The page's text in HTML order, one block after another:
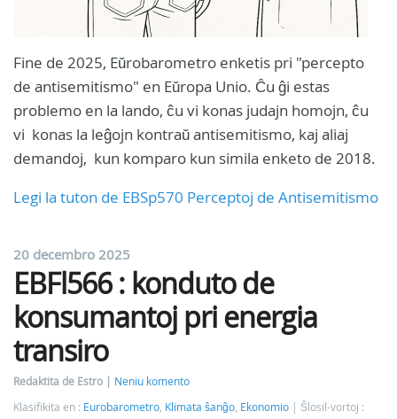
Fine de 2025, Eŭrobarometro enketis pri "percepto
de antisemitismo" en Eŭropa Unio. Ĉu ĝi estas
problemo en la lando, ĉu vi konas judajn homojn, ĉu
vi konas la leĝojn kontraŭ antisemitismo, kaj aliaj
demandoj, kun komparo kun simila enketo de 2018.
Legi la tuton de EBSp570 Perceptoj de Antisemitismo
20 decembro 2025
EBFl566 : konduto de
konsumantoj pri energia
transiro
Redaktita de Estro
Neniu komento
Klasifikita en : Eurobarometro, Klimata ŝanĝo, Ekonomio
Ŝlosil-vortoj :